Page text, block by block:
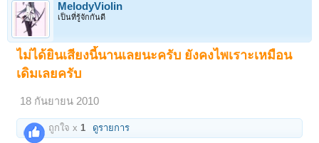
MelodyViolin
เป็นที่รู้จักกันดี
ไม่ได้ยินเสียงนี้นานเลยนะครับ ยังคงไพเราะเหมือน
เดิมเลยครับ
18 กันยายน 2010
ถูกใจ x1 ดูรายการ